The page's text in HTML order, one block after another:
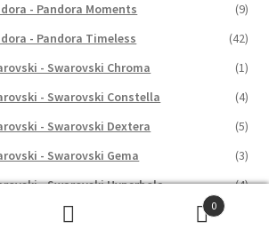
- Pandora Moments
(9)
- Pandora Timeless
(42)
- Swarovski Chroma
(1)
- Swarovski Constella
(4)
- Swarovski Dextera
(5)
- Swarovski Gema
(3)
- Swarovski Hyperbola
(4)
0